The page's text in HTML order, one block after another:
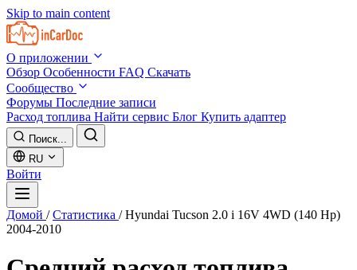
Skip to main content
О приложении
Обзор Особенности FAQ Скачать
Сообщество
Форумы Последние записи
Расход топлива Найти сервис Блог Купить адаптер
Поиск...
RU
Войти
Домой / Статистика / Hyundai Tucson 2.0 i 16V 4WD (140 Hp)
2004-2010